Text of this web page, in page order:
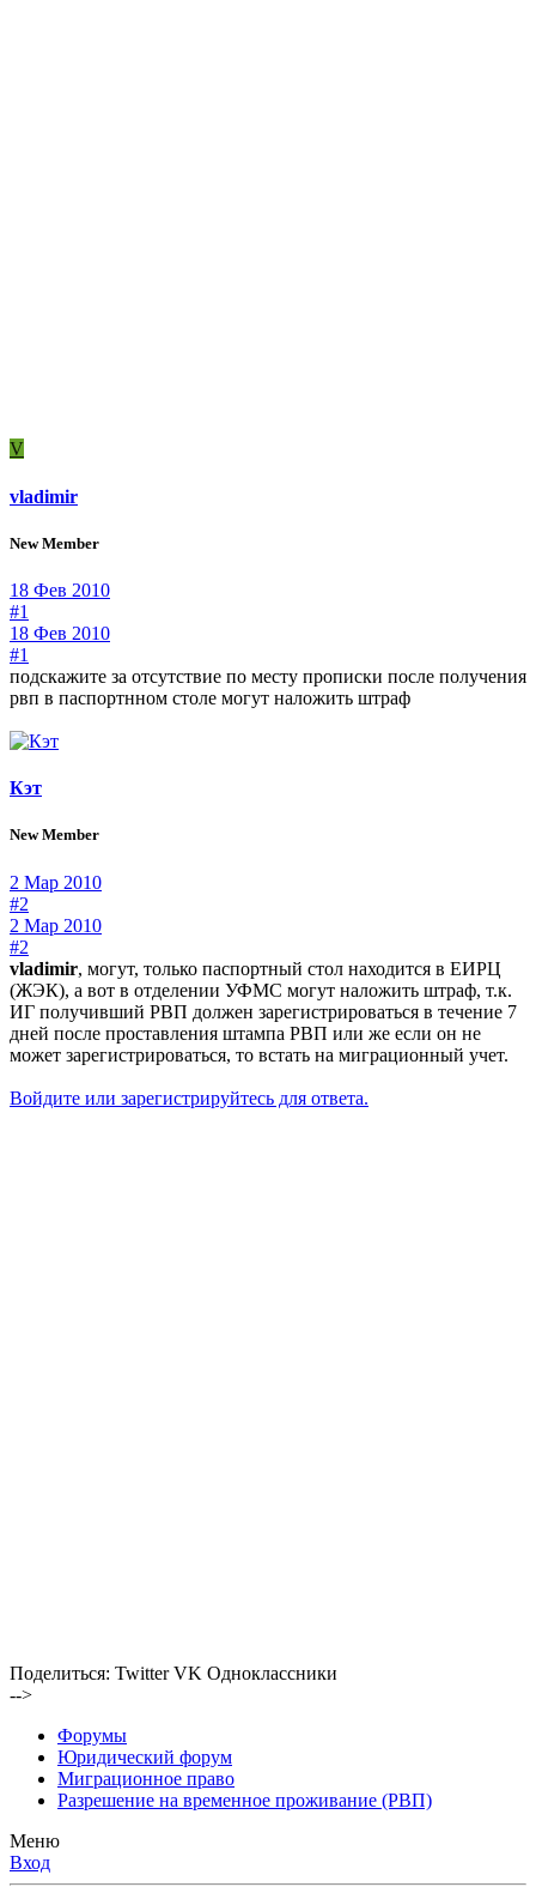
V
vladimir
New Member
18 Фев 2010
#1
18 Фев 2010
#1
подскажите за отсутствие по месту прописки после получения
рвп в паспортнном столе могут наложить штраф
Кэт
New Member
2 Мар 2010
#2
2 Мар 2010
#2
vladimir, могут, только паспортный стол находится в ЕИРЦ
(ЖЭК), а вот в отделении УФМС могут наложить штраф, т.к.
ИГ получивший РВП должен зарегистрироваться в течение 7
дней после проставления штампа РВП или же если он не
может зарегистрироваться, то встать на миграционный учет.
Войдите или зарегистрируйтесь для ответа.
Поделиться: Twitter VK Одноклассники
-->
Форумы
Юридический форум
Миграционное право
Разрешение на временное проживание (РВП)
Меню
Вход